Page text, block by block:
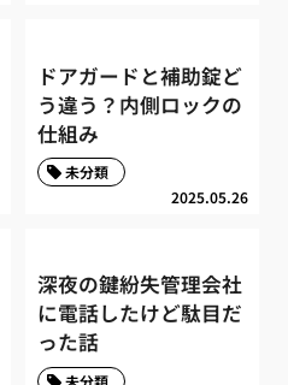
ドアガードと補助錠ど
う違う？内側ロックの
仕組み
2025.05.26
未分類
深夜の鍵紛失管理会社
に電話したけど駄目だ
った話